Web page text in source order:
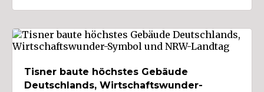
Tisner baute höchstes Gebäude
Deutschlands, Wirtschaftswunder-